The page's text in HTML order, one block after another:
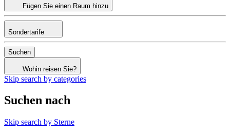
Fügen Sie einen Raum hinzu
Sondertarife
Suchen
Wohin reisen Sie?
Skip search by categories
Suchen nach
Skip search by Sterne